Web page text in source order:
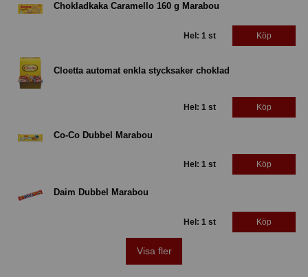
Chokladkaka Caramello 160 g Marabou
Hel: 1 st Köp
Cloetta automat enkla stycksaker choklad
Hel: 1 st Köp
Co-Co Dubbel Marabou
Hel: 1 st Köp
Daim Dubbel Marabou
Hel: 1 st Köp
Visa fler